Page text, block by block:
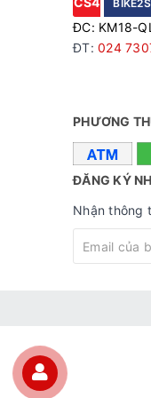
Phuộc/
đàn hồi và
Hệ thống
gạt líp
tối ưu hóa
ĐC: KM18-
ĐT: 024
PHƯƠNG
ĐĂNG KÝ
Nhận thông